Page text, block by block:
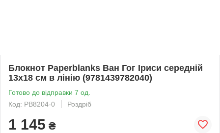
Блокнот Paperblanks Ван Гог Іриси середній
13х18 см в лінію (9781439782040)
Готово до відправки 7 од.
Код: PB8204-0
Роздріб
1 145 ₴